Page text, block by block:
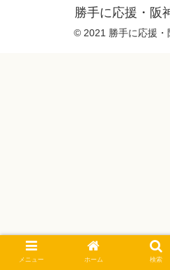
勝手に応援・阪
© 2021 勝手に応援・
メニュー ホーム 検索